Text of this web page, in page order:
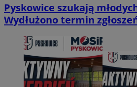
Pyskowice szukają
Wydłużono termin